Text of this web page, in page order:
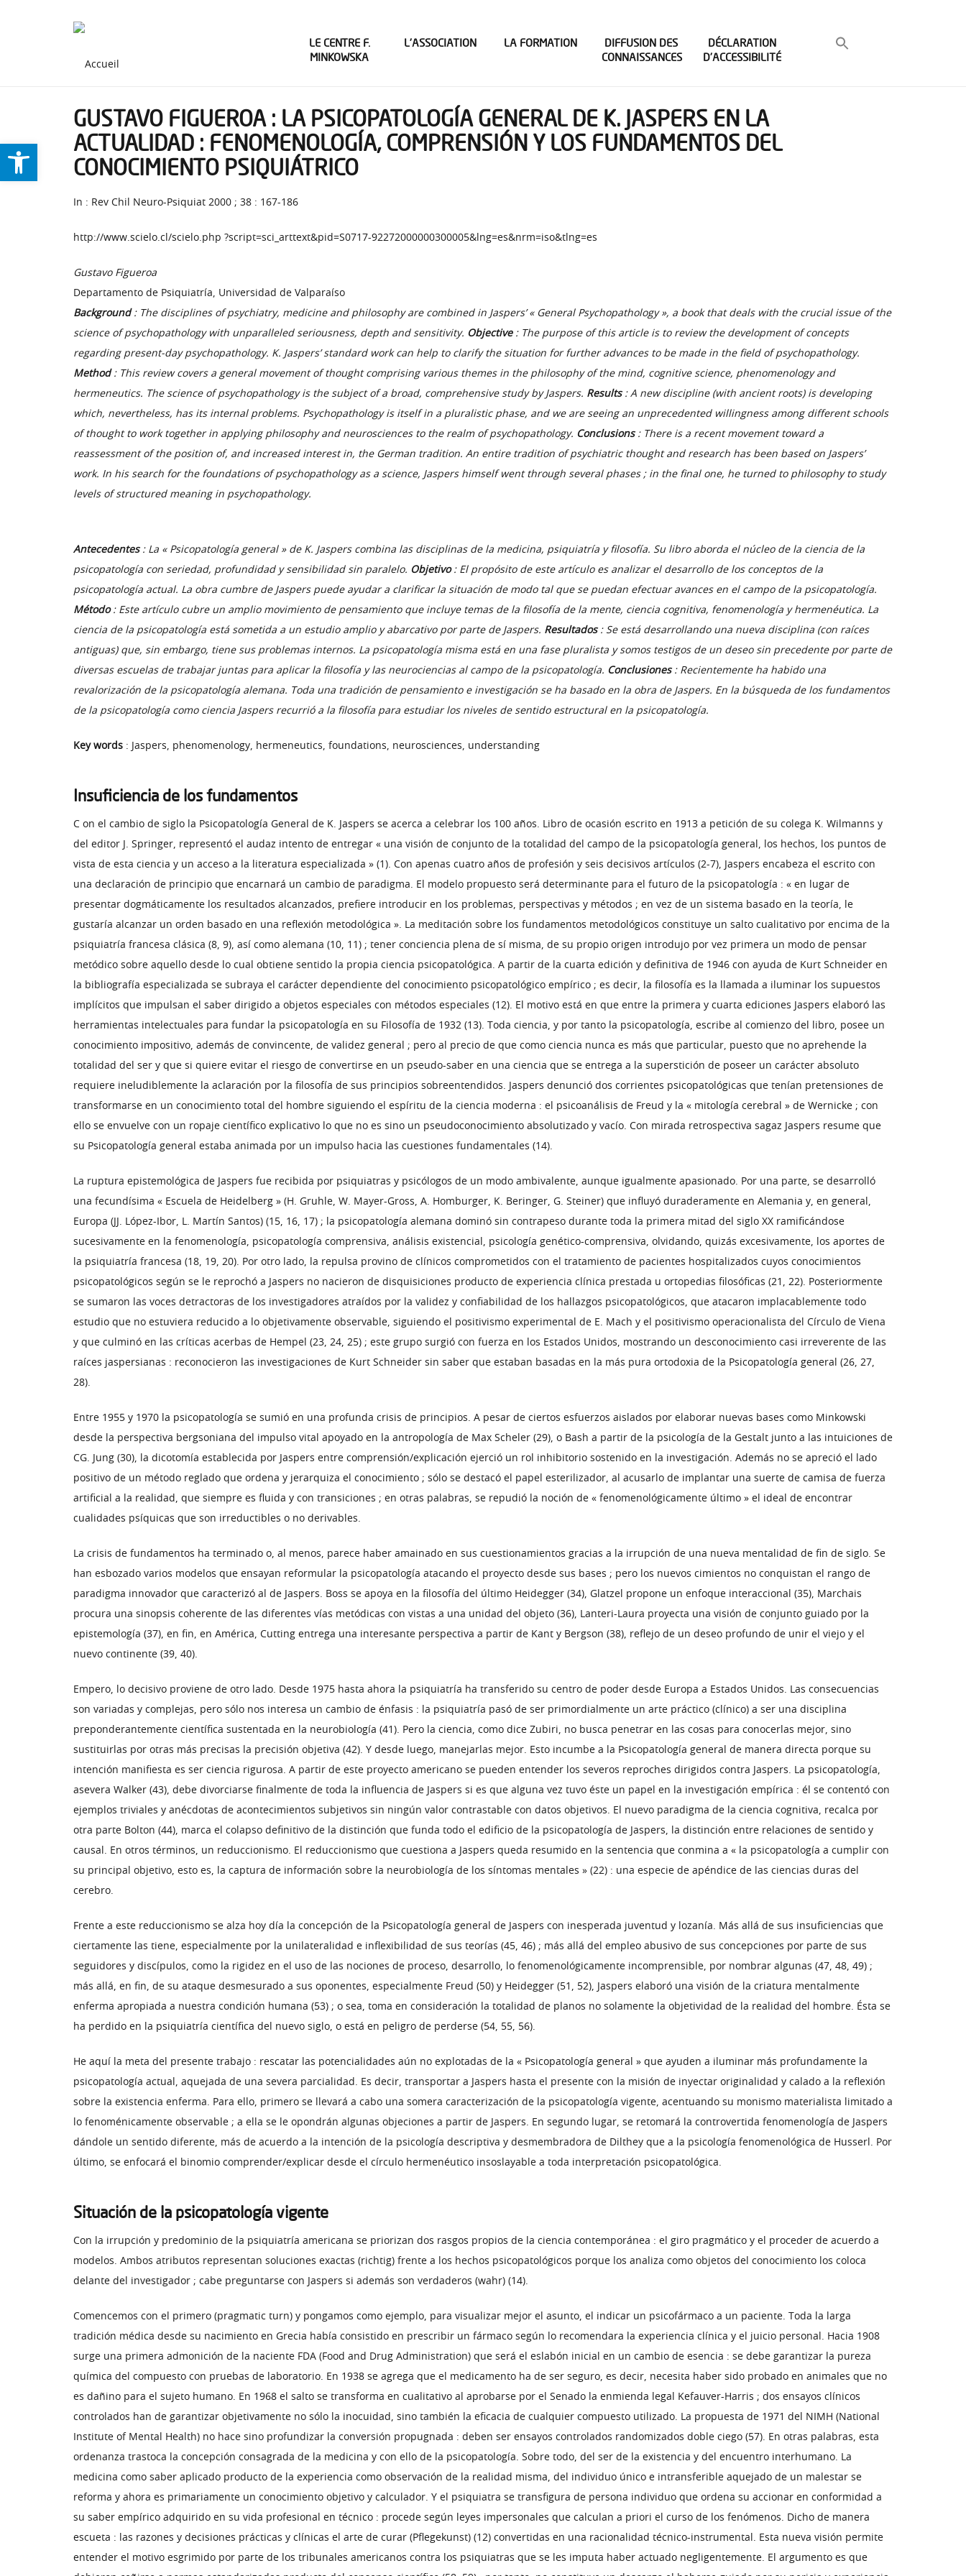
Ouvrir la barre d’outils
LE CENTRE F.
MINKOWSKA
L’ASSOCIATION LA FORMATION
DIFFUSION DES
CONNAISSANCES
DÉCLARATION
D’ACCESSIBILITÉ
GUSTAVO FIGUEROA : LA PSICOPATOLOGÍA GENERAL DE K. JASPERS EN LA
ACTUALIDAD : FENOMENOLOGÍA, COMPRENSIÓN Y LOS FUNDAMENTOS DEL
CONOCIMIENTO PSIQUIÁTRICO
In : Rev Chil Neuro-Psiquiat 2000 ; 38 : 167-186
http://www.scielo.cl/scielo.php ?script=sci_arttext&pid=S0717-92272000000300005&lng=es&nrm=iso&tlng=es
Gustavo Figueroa
Departamento de Psiquiatría, Universidad de Valparaíso
Background: The disciplines of psychiatry, medicine and philosophy are combined in Jaspers’ « General Psychopathology », a book that deals with the crucial issue of the
science of psychopathology with unparalleled seriousness, depth and sensitivity. Objective: The purpose of this article is to review the development of concepts
regarding present-day psychopathology. K. Jaspers’ standard work can help to clarify the situation for further advances to be made in the field of psychopathology.
Method: This review covers a general movement of thought comprising various themes in the philosophy of the mind, cognitive science, phenomenology and
hermeneutics. The science of psychopathology is the subject of a broad, comprehensive study by Jaspers. Results: A new discipline (with ancient roots) is developing
which, nevertheless, has its internal problems. Psychopathology is itself in a pluralistic phase, and we are seeing an unprecedented willingness among different schools
of thought to work together in applying philosophy and neurosciences to the realm of psychopathology. Conclusions: There is a recent movement toward a
reassessment of the position of, and increased interest in, the German tradition. An entire tradition of psychiatric thought and research has been based on Jaspers’
work. In his search for the foundations of psychopathology as a science, Jaspers himself went through several phases ; in the final one, he turned to philosophy to study
levels of structured meaning in psychopathology.
Antecedentes: La « Psicopatología general » de K. Jaspers combina las disciplinas de la medicina, psiquiatría y filosofía. Su libro aborda el núcleo de la ciencia de la
psicopatología con seriedad, profundidad y sensibilidad sin paralelo. Objetivo: El propósito de este artículo es analizar el desarrollo de los conceptos de la
psicopatología actual. La obra cumbre de Jaspers puede ayudar a clarificar la situación de modo tal que se puedan efectuar avances en el campo de la psicopatología.
Método: Este artículo cubre un amplio movimiento de pensamiento que incluye temas de la filosofía de la mente, ciencia cognitiva, fenomenología y hermenéutica. La
ciencia de la psicopatología está sometida a un estudio amplio y abarcativo por parte de Jaspers. Resultados: Se está desarrollando una nueva disciplina (con raíces
antiguas) que, sin embargo, tiene sus problemas internos. La psicopatología misma está en una fase pluralista y somos testigos de un deseo sin precedente por parte de
diversas escuelas de trabajar juntas para aplicar la filosofía y las neurociencias al campo de la psicopatología. Conclusiones: Recientemente ha habido una
revalorización de la psicopatología alemana. Toda una tradición de pensamiento e investigación se ha basado en la obra de Jaspers. En la búsqueda de los fundamentos
de la psicopatología como ciencia Jaspers recurrió a la filosofía para estudiar los niveles de sentido estructural en la psicopatología.
Key words : Jaspers, phenomenology, hermeneutics, foundations, neurosciences, understanding
Insuficiencia de los fundamentos
C on el cambio de siglo la Psicopatología General de K. Jaspers se acerca a celebrar los 100 años. Libro de ocasión escrito en 1913 a petición de su colega K. Wilmanns y
del editor J. Springer, representó el audaz intento de entregar « una visión de conjunto de la totalidad del campo de la psicopatología general, los hechos, los puntos de
vista de esta ciencia y un acceso a la literatura especializada » (1). Con apenas cuatro años de profesión y seis decisivos artículos (2-7), Jaspers encabeza el escrito con
una declaración de principio que encarnará un cambio de paradigma. El modelo propuesto será determinante para el futuro de la psicopatología : « en lugar de
presentar dogmáticamente los resultados alcanzados, prefiere introducir en los problemas, perspectivas y métodos ; en vez de un sistema basado en la teoría, le
gustaría alcanzar un orden basado en una reflexión metodológica ». La meditación sobre los fundamentos metodológicos constituye un salto cualitativo por encima de la
psiquiatría francesa clásica (8, 9), así como alemana (10, 11) ; tener conciencia plena de sí misma, de su propio origen introdujo por vez primera un modo de pensar
metódico sobre aquello desde lo cual obtiene sentido la propia ciencia psicopatológica. A partir de la cuarta edición y definitiva de 1946 con ayuda de Kurt Schneider en
la bibliografía especializada se subraya el carácter dependiente del conocimiento psicopatológico empírico ; es decir, la filosofía es la llamada a iluminar los supuestos
implícitos que impulsan el saber dirigido a objetos especiales con métodos especiales (12). El motivo está en que entre la primera y cuarta ediciones Jaspers elaboró las
herramientas intelectuales para fundar la psicopatología en su Filosofía de 1932 (13). Toda ciencia, y por tanto la psicopatología, escribe al comienzo del libro, posee un
conocimiento impositivo, además de convincente, de validez general ; pero al precio de que como ciencia nunca es más que particular, puesto que no aprehende la
totalidad del ser y que si quiere evitar el riesgo de convertirse en un pseudo-saber en una ciencia que se entrega a la superstición de poseer un carácter absoluto
requiere ineludiblemente la aclaración por la filosofía de sus principios sobreentendidos. Jaspers denunció dos corrientes psicopatológicas que tenían pretensiones de
transformarse en un conocimiento total del hombre siguiendo el espíritu de la ciencia moderna : el psicoanálisis de Freud y la « mitología cerebral » de Wernicke ; con
ello se envuelve con un ropaje científico explicativo lo que no es sino un pseudoconocimiento absolutizado y vacío. Con mirada retrospectiva sagaz Jaspers resume que
su Psicopatología general estaba animada por un impulso hacia las cuestiones fundamentales (14).
La ruptura epistemológica de Jaspers fue recibida por psiquiatras y psicólogos de un modo ambivalente, aunque igualmente apasionado. Por una parte, se desarrolló
una fecundísima « Escuela de Heidelberg » (H. Gruhle, W. Mayer-Gross, A. Homburger, K. Beringer, G. Steiner) que influyó duraderamente en Alemania y, en general,
Europa (JJ. López-Ibor, L. Martín Santos) (15, 16, 17) ; la psicopatología alemana dominó sin contrapeso durante toda la primera mitad del siglo XX ramificándose
sucesivamente en la fenomenología, psicopatología comprensiva, análisis existencial, psicología genético-comprensiva, olvidando, quizás excesivamente, los aportes de
la psiquiatría francesa (18, 19, 20). Por otro lado, la repulsa provino de clínicos comprometidos con el tratamiento de pacientes hospitalizados cuyos conocimientos
psicopatológicos según se le reprochó a Jaspers no nacieron de disquisiciones producto de experiencia clínica prestada u ortopedias filosóficas (21, 22). Posteriormente
se sumaron las voces detractoras de los investigadores atraídos por la validez y confiabilidad de los hallazgos psicopatológicos, que atacaron implacablemente todo
estudio que no estuviera reducido a lo objetivamente observable, siguiendo el positivismo experimental de E. Mach y el positivismo operacionalista del Círculo de Viena
y que culminó en las críticas acerbas de Hempel (23, 24, 25) ; este grupo surgió con fuerza en los Estados Unidos, mostrando un desconocimiento casi irreverente de las
raíces jaspersianas : reconocieron las investigaciones de Kurt Schneider sin saber que estaban basadas en la más pura ortodoxia de la Psicopatología general (26, 27,
28).
Entre 1955 y 1970 la psicopatología se sumió en una profunda crisis de principios. A pesar de ciertos esfuerzos aislados por elaborar nuevas bases como Minkowski
desde la perspectiva bergsoniana del impulso vital apoyado en la antropología de Max Scheler (29), o Bash a partir de la psicología de la Gestalt junto a las intuiciones de
CG. Jung (30), la dicotomía establecida por Jaspers entre comprensión/explicación ejerció un rol inhibitorio sostenido en la investigación. Además no se apreció el lado
positivo de un método reglado que ordena y jerarquiza el conocimiento ; sólo se destacó el papel esterilizador, al acusarlo de implantar una suerte de camisa de fuerza
artificial a la realidad, que siempre es fluida y con transiciones ; en otras palabras, se repudió la noción de « fenomenológicamente último » el ideal de encontrar
cualidades psíquicas que son irreductibles o no derivables.
La crisis de fundamentos ha terminado o, al menos, parece haber amainado en sus cuestionamientos gracias a la irrupción de una nueva mentalidad de fin de siglo. Se
han esbozado varios modelos que ensayan reformular la psicopatología atacando el proyecto desde sus bases ; pero los nuevos cimientos no conquistan el rango de
paradigma innovador que caracterizó al de Jaspers. Boss se apoya en la filosofía del último Heidegger (34), Glatzel propone un enfoque interaccional (35), Marchais
procura una sinopsis coherente de las diferentes vías metódicas con vistas a una unidad del objeto (36), Lanteri-Laura proyecta una visión de conjunto guiado por la
epistemología (37), en fin, en América, Cutting entrega una interesante perspectiva a partir de Kant y Bergson (38), reflejo de un deseo profundo de unir el viejo y el
nuevo continente (39, 40).
Empero, lo decisivo proviene de otro lado. Desde 1975 hasta ahora la psiquiatría ha transferido su centro de poder desde Europa a Estados Unidos. Las consecuencias
son variadas y complejas, pero sólo nos interesa un cambio de énfasis : la psiquiatría pasó de ser primordialmente un arte práctico (clínico) a ser una disciplina
preponderantemente científica sustentada en la neurobiología (41). Pero la ciencia, como dice Zubiri, no busca penetrar en las cosas para conocerlas mejor, sino
sustituirlas por otras más precisas la precisión objetiva (42). Y desde luego, manejarlas mejor. Esto incumbe a la Psicopatología general de manera directa porque su
intención manifiesta es ser ciencia rigurosa. A partir de este proyecto americano se pueden entender los severos reproches dirigidos contra Jaspers. La psicopatología,
asevera Walker (43), debe divorciarse finalmente de toda la influencia de Jaspers si es que alguna vez tuvo éste un papel en la investigación empírica : él se contentó con
ejemplos triviales y anécdotas de acontecimientos subjetivos sin ningún valor contrastable con datos objetivos. El nuevo paradigma de la ciencia cognitiva, recalca por
otra parte Bolton (44), marca el colapso definitivo de la distinción que funda todo el edificio de la psicopatología de Jaspers, la distinción entre relaciones de sentido y
causal. En otros términos, un reduccionismo. El reduccionismo que cuestiona a Jaspers queda resumido en la sentencia que conmina a « la psicopatología a cumplir con
su principal objetivo, esto es, la captura de información sobre la neurobiología de los síntomas mentales » (22) : una especie de apéndice de las ciencias duras del
cerebro.
Frente a este reduccionismo se alza hoy día la concepción de la Psicopatología general de Jaspers con inesperada juventud y lozanía. Más allá de sus insuficiencias que
ciertamente las tiene, especialmente por la unilateralidad e inflexibilidad de sus teorías (45, 46) ; más allá del empleo abusivo de sus concepciones por parte de sus
seguidores y discípulos, como la rigidez en el uso de las nociones de proceso, desarrollo, lo fenomenológicamente incomprensible, por nombrar algunas (47, 48, 49) ;
más allá, en fin, de su ataque desmesurado a sus oponentes, especialmente Freud (50) y Heidegger (51, 52), Jaspers elaboró una visión de la criatura mentalmente
enferma apropiada a nuestra condición humana (53) ; o sea, toma en consideración la totalidad de planos no solamente la objetividad de la realidad del hombre. Ésta se
ha perdido en la psiquiatría científica del nuevo siglo, o está en peligro de perderse (54, 55, 56).
He aquí la meta del presente trabajo : rescatar las potencialidades aún no explotadas de la « Psicopatología general » que ayuden a iluminar más profundamente la
psicopatología actual, aquejada de una severa parcialidad. Es decir, transportar a Jaspers hasta el presente con la misión de inyectar originalidad y calado a la reflexión
sobre la existencia enferma. Para ello, primero se llevará a cabo una somera caracterización de la psicopatología vigente, acentuando su monismo materialista limitado a
lo fenoménicamente observable ; a ella se le opondrán algunas objeciones a partir de Jaspers. En segundo lugar, se retomará la controvertida fenomenología de Jaspers
dándole un sentido diferente, más de acuerdo a la intención de la psicología descriptiva y desmembradora de Dilthey que a la psicología fenomenológica de Husserl. Por
último, se enfocará el binomio comprender/explicar desde el círculo hermenéutico insoslayable a toda interpretación psicopatológica.
Situación de la psicopatología vigente
Con la irrupción y predominio de la psiquiatría americana se priorizan dos rasgos propios de la ciencia contemporánea : el giro pragmático y el proceder de acuerdo a
modelos. Ambos atributos representan soluciones exactas (richtig) frente a los hechos psicopatológicos porque los analiza como objetos del conocimiento los coloca
delante del investigador ; cabe preguntarse con Jaspers si además son verdaderos (wahr) (14).
Comencemos con el primero (pragmatic turn) y pongamos como ejemplo, para visualizar mejor el asunto, el indicar un psicofármaco a un paciente. Toda la larga
tradición médica desde su nacimiento en Grecia había consistido en prescribir un fármaco según lo recomendara la experiencia clínica y el juicio personal. Hacia 1908
surge una primera admonición de la naciente FDA (Food and Drug Administration) que será el eslabón inicial en un cambio de esencia : se debe garantizar la pureza
química del compuesto con pruebas de laboratorio. En 1938 se agrega que el medicamento ha de ser seguro, es decir, necesita haber sido probado en animales que no
es dañino para el sujeto humano. En 1968 el salto se transforma en cualitativo al aprobarse por el Senado la enmienda legal Kefauver-Harris ; dos ensayos clínicos
controlados han de garantizar objetivamente no sólo la inocuidad, sino también la eficacia de cualquier compuesto utilizado. La propuesta de 1971 del NIMH (National
Institute of Mental Health) no hace sino profundizar la conversión propugnada : deben ser ensayos controlados randomizados doble ciego (57). En otras palabras, esta
ordenanza trastoca la concepción consagrada de la medicina y con ello de la psicopatología. Sobre todo, del ser de la existencia y del encuentro interhumano. La
medicina como saber aplicado producto de la experiencia como observación de la realidad misma, del individuo único e intransferible aquejado de un malestar se
reforma y ahora es primariamente un conocimiento objetivo y calculador. Y el psiquiatra se transfigura de persona individuo que ordena su accionar en conformidad a
su saber empírico adquirido en su vida profesional en técnico : procede según leyes impersonales que calculan a priori el curso de los fenómenos. Dicho de manera
escueta : las razones y decisiones prácticas y clínicas el arte de curar (Pflegekunst) (12) convertidas en una racionalidad técnico-instrumental. Esta nueva visión permite
entender el motivo esgrimido por parte de los tribunales americanos contra los psiquiatras que se les imputa haber actuado negligentemente. El argumento es que